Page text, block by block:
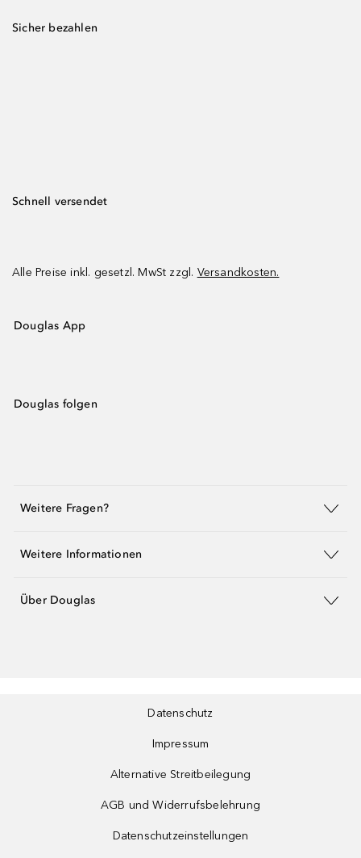
Sicher bezahlen
Schnell versendet
Alle Preise inkl. gesetzl. MwSt zzgl. Versandkosten.
Douglas App
Douglas folgen
Weitere Fragen?
Weitere Informationen
Über Douglas
Datenschutz
Impressum
Alternative Streitbeilegung
AGB und Widerrufsbelehrung
Datenschutzeinstellungen